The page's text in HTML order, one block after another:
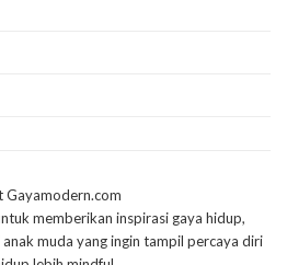
Gayamodern.com
memberikan inspirasi gaya hidup,
muda yang ingin tampil percaya diri